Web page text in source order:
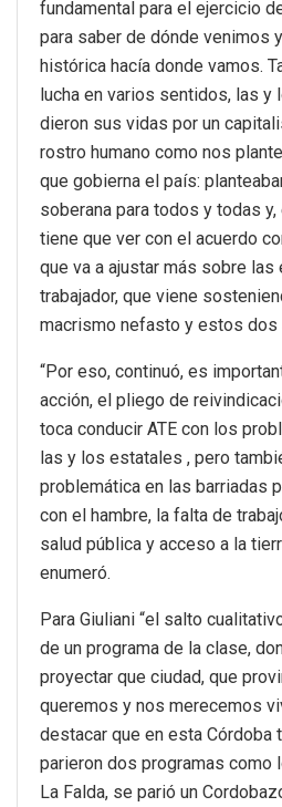
fundamental para el ejercicio
para saber de dónde venimos
histórica hacía donde vamos.
lucha en varios sentidos, las y
dieron sus vidas por un
rostro humano como nos
que gobierna el país:
soberana para todos y todas
tiene que ver con el acuerdo
que va a ajustar más sobre
trabajador, que viene
macrismo nefasto y estos dos
“Por eso, continuó, es
acción, el pliego de
toca conducir ATE con los
las y los estatales , pero
problemática en las barriadas
con el hambre, la falta de
salud pública y acceso a la
enumeró.
Para Giuliani “el salto
de un programa de la clase,
proyectar que ciudad, que
queremos y nos merecemos
destacar que en esta Córdoba
parieron dos programas como
La Falda, se parió un